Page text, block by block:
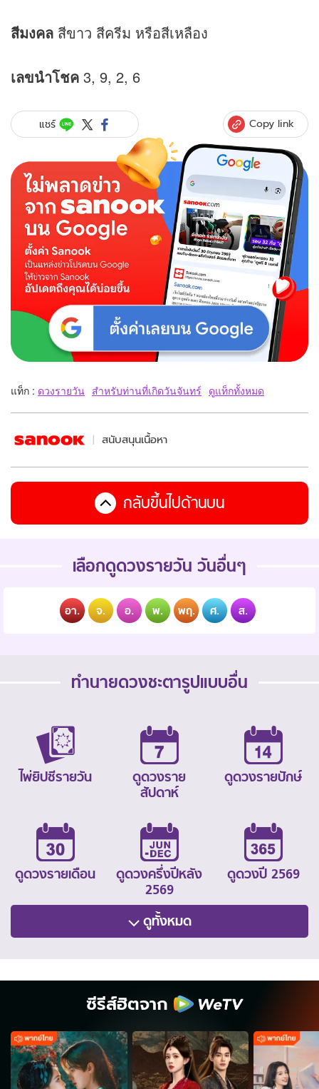
สีมงคล สีขาว สีครีม หรือสีเหลือง
เลขนำโชค 3, 9, 2, 6
แชร์ Copy link
แท็ก : ดวงรายวัน สำหรับท่านที่เกิดวันจันทร์ ดูแท็กทั้งหมด
สนับสนุนเนื้อหา
กลับขึ้นไปด้านบน
เลือกดูดวงรายวัน วันอื่นๆ
อา. จ. อ. พ. พฤ. ศ. ส.
ทำนายดวงชะตารูปแบบอื่น
ไพ่ยิปซีรายวัน
ดูดวงราย
สัปดาห์
ดูดวงรายปักษ์
ดูดวงรายเดือน
ดูดวงครึ่งปีหลัง
2569
ดูดวงปี 2569
ดูทั้งหมด
ซีรีส์ฮิตจาก